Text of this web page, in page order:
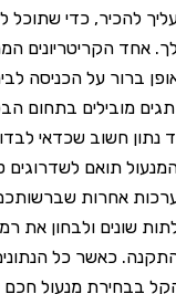
כדי שתוכל
הקריטריונים
על הכניסה לביתך
בתחום
חשוב שכדאי לבדוק
תואם לשדרוגים
אחרות שברשותכם.
ולבחון את רמת
כאשר כל הנתונים
מנעול חכם